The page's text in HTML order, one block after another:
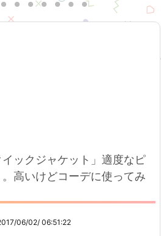
イックジャケット」適度なピ
高いけどコーデに使ってみ
06/02/ 06:51:22